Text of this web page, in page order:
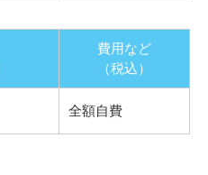
費用など
（税込）
全額自費